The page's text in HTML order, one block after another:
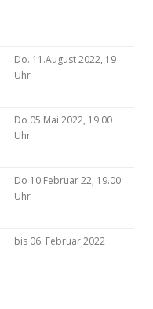
Do. 11.August 2022, 19
Uhr
Do 05.Mai 2022, 19.00
Uhr
Do 10.Februar 22, 19.00
Uhr
bis 06. Februar 2022